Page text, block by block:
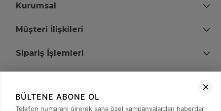
Kurumsal
Müşteri İlişkileri
Sipariş İşlemleri
+90 (850) 473 08 08
BÜLTENE ABONE OL
Telefon numaranı girerek sana özel kampanyalardan haberdar